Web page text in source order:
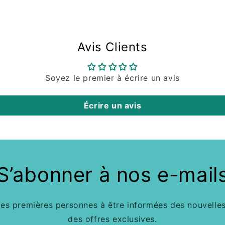
Avis Clients
Soyez le premier à écrire un avis
Écrire un avis
à nos e-
premières personnes à être informées des
des offres exclusives.